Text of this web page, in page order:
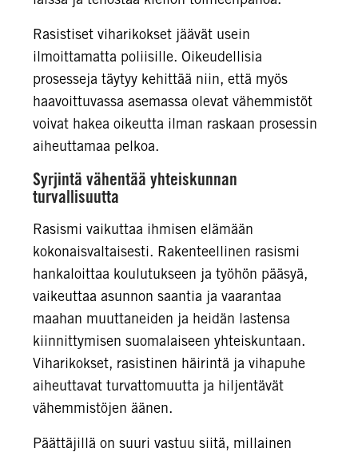
Rasistiset viharikokset jäävät usein
ilmoittamatta poliisille. Oikeudellisia
prosesseja täytyy kehittää niin, että myös
haavoittuvassa asemassa olevat vähemmistöt
voivat hakea oikeutta ilman raskaan prosessin
aiheuttamaa pelkoa.
Syrjintä vähentää yhteiskunnan
turvallisuutta
Rasismi vaikuttaa ihmisen elämään
kokonaisvaltaisesti. Rakenteellinen rasismi
hankaloittaa koulutukseen ja työhön pääsyä,
vaikeuttaa asunnon saantia ja vaarantaa
maahan muuttaneiden ja heidän lastensa
kiinnittymisen suomalaiseen yhteiskuntaan.
Viharikokset, rasistinen häirintä ja vihapuhe
aiheuttavat turvattomuutta ja hiljentävät
vähemmistöjen äänen.
Päättäjillä on suuri vastuu siitä, millainen